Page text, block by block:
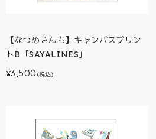
【なつめさんち】キャンバスプリン
トB「SAYALINES」
¥3,500 (税込)